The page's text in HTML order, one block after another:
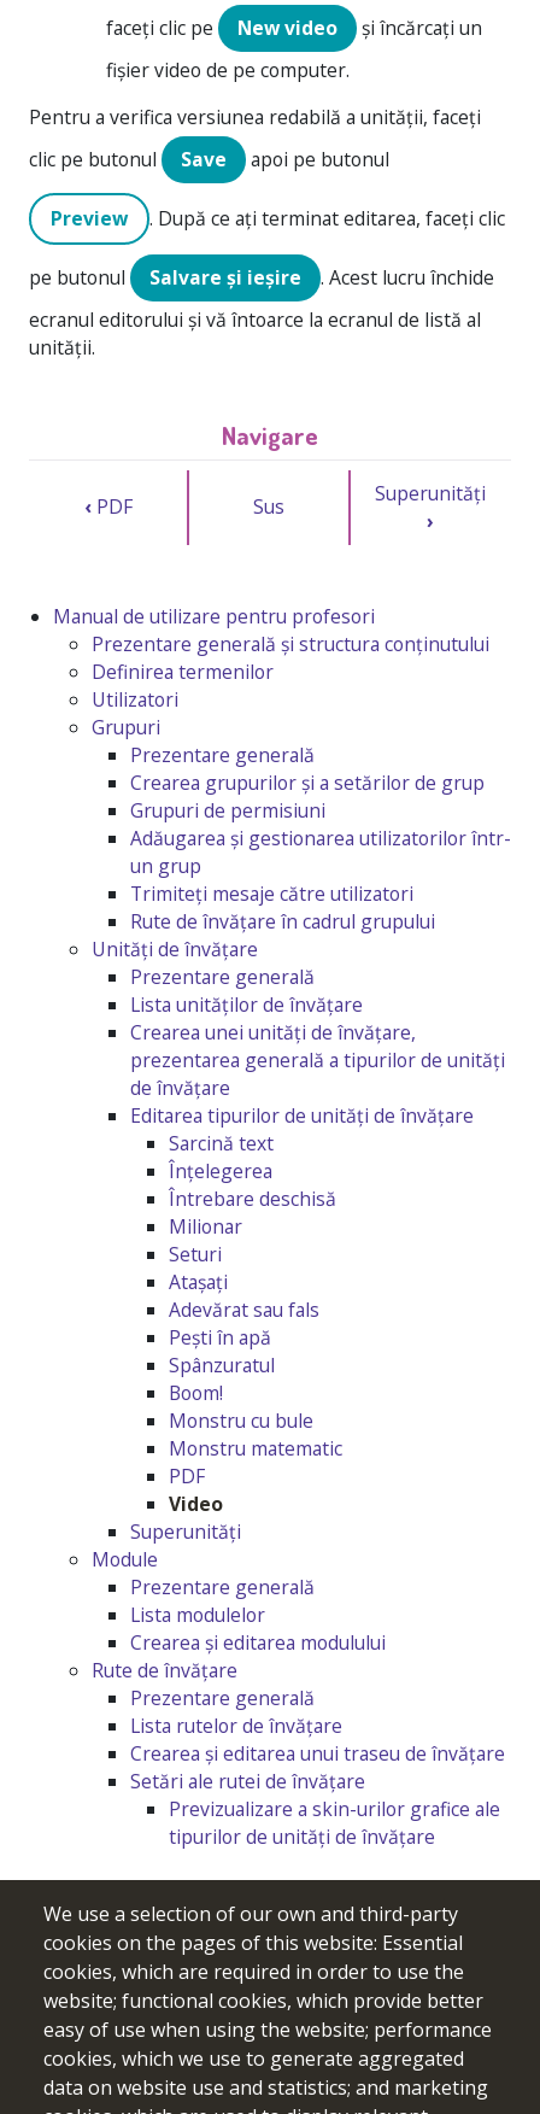
faceți clic pe
New video
și încărcați un
fișier video de pe computer.
Pentru a verifica versiunea redabilă a unității, faceți
clic pe butonul
Save apoi pe butonul
Preview . După ce ați terminat editarea, faceți clic
pe butonul Salvare și ieșire
. Acest lucru închide
ecranul editorului și vă întoarce la ecranul de listă al
unității.
Navigare
‹PDF Sus
Superunități
›
Manual de utilizare pentru profesori
Prezentare generală și structura conținutului
Definirea termenilor
Utilizatori
Grupuri
Prezentare generală
Crearea grupurilor și a setărilor de grup
Grupuri de permisiuni
Adăugarea și gestionarea utilizatorilor într-
un grup
Trimiteți mesaje către utilizatori
Rute de învățare în cadrul grupului
Unități de învățare
Prezentare generală
Lista unităților de învățare
Crearea unei unități de învățare,
prezentarea generală a tipurilor de unități
de învățare
Editarea tipurilor de unități de învățare
Sarcină text
Înțelegerea
Întrebare deschisă
Milionar
Seturi
Atașați
Adevărat sau fals
Pești în apă
Spânzuratul
Boom!
Monstru cu bule
Monstru matematic
PDF
Video
Superunități
Module
Prezentare generală
Lista modulelor
Crearea și editarea modulului
Rute de învățare
Prezentare generală
Lista rutelor de învățare
Crearea și editarea unui traseu de învățare
Setări ale rutei de învățare
Previzualizare a skin-urilor grafice ale
tipurilor de unități de învățare
We use a selection of our own and third-party
cookies on the pages of this website: Essential
cookies, which are required in order to use the
website; functional cookies, which provide better
easy of use when using the website; performance
cookies, which we use to generate aggregated
data on website use and statistics; and marketing